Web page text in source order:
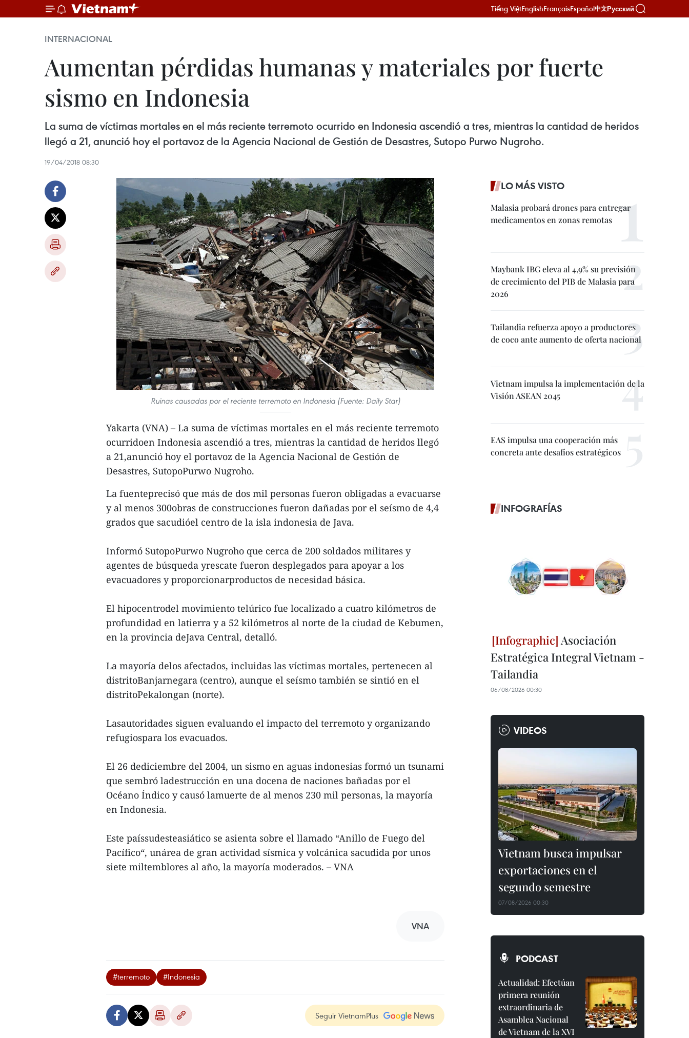
Tiếng ViệtEnglishFrançaisEspañol中文Русский
INTERNACIONAL
Aumentan pérdidas humanas y materiales por fuerte
sismo en Indonesia
La suma de víctimas mortales en el más reciente terremoto ocurrido en Indonesia ascendió a tres, mientras la cantidad de heridos
llegó a 21, anunció hoy el portavoz de la Agencia Nacional de Gestión de Desastres, Sutopo Purwo Nugroho.
19/04/2018 08:30
Ruinas causadas por el reciente terremoto en Indonesia (Fuente: Daily Star)
Yakarta (VNA) – La suma de víctimas mortales en el más reciente terremoto
ocurridoen Indonesia ascendió a tres, mientras la cantidad de heridos llegó
a 21,anunció hoy el portavoz de la Agencia Nacional de Gestión de
Desastres, SutopoPurwo Nugroho.
La fuenteprecisó que más de dos mil personas fueron obligadas a evacuarse
y al menos 300obras de construcciones fueron dañadas por el seísmo de 4,4
grados que sacudióel centro de la isla indonesia de Java.
Informó SutopoPurwo Nugroho que cerca de 200 soldados militares y
agentes de búsqueda yrescate fueron desplegados para apoyar a los
evacuadores y proporcionarproductos de necesidad básica.
El hipocentrodel movimiento telúrico fue localizado a cuatro kilómetros de
profundidad en latierra y a 52 kilómetros al norte de la ciudad de Kebumen,
en la provincia deJava Central, detalló.
La mayoría delos afectados, incluidas las víctimas mortales, pertenecen al
distritoBanjarnegara (centro), aunque el seísmo también se sintió en el
distritoPekalongan (norte).
Lasautoridades siguen evaluando el impacto del terremoto y organizando
refugiospara los evacuados.
El 26 dediciembre del 2004, un sismo en aguas indonesias formó un tsunami
que sembró ladestrucción en una docena de naciones bañadas por el
Océano Índico y causó lamuerte de al menos 230 mil personas, la mayoría
en Indonesia.
Este paíssudesteasiático se asienta sobre el llamado “Anillo de Fuego del
Pacífico“, unárea de gran actividad sísmica y volcánica sacudida por unos
siete miltemblores al año, la mayoría moderados. – VNA
VNA
#terremoto #Indonesia
Seguir VietnamPlus
LO MÁS VISTO
Malasia probará drones para entregar
medicamentos en zonas remotas
Maybank IBG eleva al 4,9% su previsión
de crecimiento del PIB de Malasia para
2026
Tailandia refuerza apoyo a productores
de coco ante aumento de oferta nacional
Vietnam impulsa la implementación de la
Visión ASEAN 2045
EAS impulsa una cooperación más
concreta ante desafíos estratégicos
INFOGRAFÍAS
Asociación
Estratégica Integral Vietnam -
Tailandia
06/08/2026 00:30
VIDEOS
Vietnam busca impulsar
exportaciones en el
segundo semestre
07/08/2026 00:30
PODCAST
Actualidad: Efectúan
primera reunión
extraordinaria de
Asamblea Nacional
de Vietnam de la XVI